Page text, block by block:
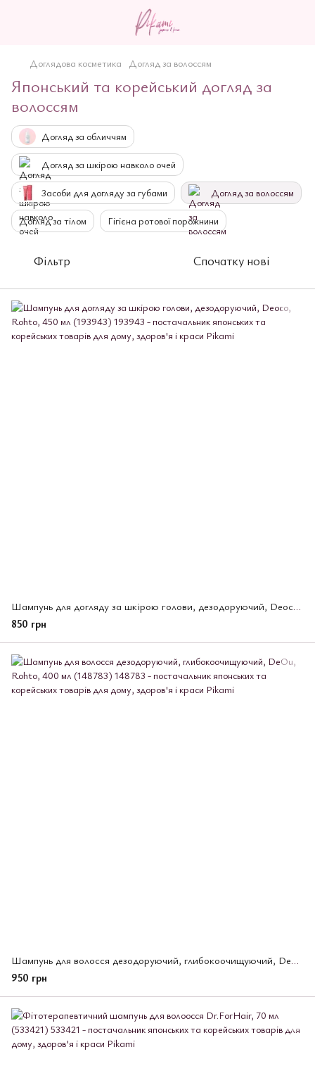
Доглядова косметика Догляд за волоссям
Японський та корейський догляд за
волоссям
Догляд за обличчям
Догляд за шкірою навколо очей
3асоби для догляду за губами Догляд за волоссям
Догляд за тілом Гігієна ротової порожнини
Фільтр Спочатку нові
Шампунь для догляду за шкірою голови, дезодоруючий, Deoco, Rohto, 450 мл (193943)
850 грн
Шампунь для волосся дезодоруючий, глибокоочищуючий, DeOu, Rohto, 400 мл (148783)
950 грн